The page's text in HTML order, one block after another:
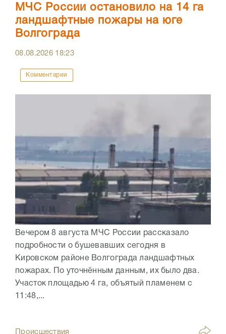
МЧС России остановило на 14 га
ландшафтные пожары на юге
Волгограда
08.08.2026 18:23
Комментарии
Вечером 8 августа МЧС России рассказало
подробности о бушевавших сегодня в
Кировском районе Волгограда ландшафтных
пожарах. По уточнённым данным, их было два.
Участок площадью 4 га, объятый пламенем с
11:48,...
Происшествия